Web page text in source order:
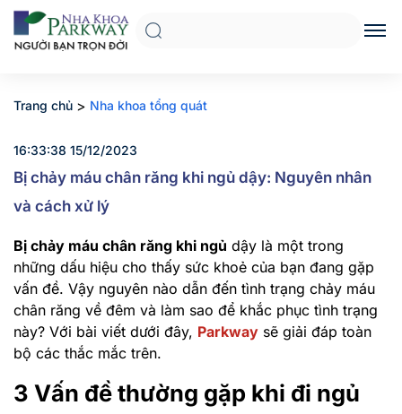
Trang chủ > Nha khoa tổng quát
16:33:38 15/12/2023
Bị chảy máu chân răng khi ngủ dậy: Nguyên nhân
và cách xử lý
Bị chảy máu chân răng khi ngủ dậy là một trong
những dấu hiệu cho thấy sức khoẻ của bạn đang gặp
vấn đề. Vậy nguyên nào dẫn đến tình trạng chảy máu
chân răng về đêm và làm sao để khắc phục tình trạng
này? Với bài viết dưới đây, Parkway sẽ giải đáp toàn
bộ các thắc mắc trên.
3 Vấn đề thường gặp khi đi ngủ